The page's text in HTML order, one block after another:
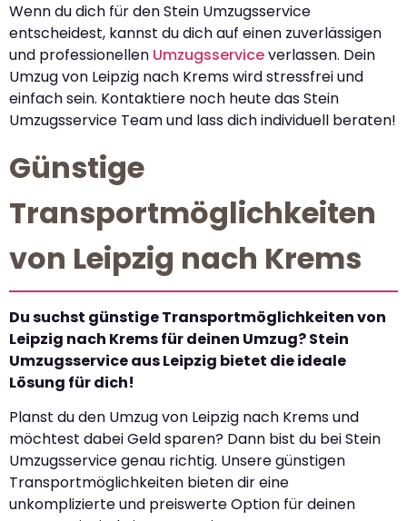
Wenn du dich für den Stein Umzugsservice
entscheidest, kannst du dich auf einen zuverlässigen
und professionellen Umzugsserviceverlassen. Dein
Umzug von Leipzig nach Krems wird stressfrei und
einfach sein. Kontaktiere noch heute das Stein
Umzugsservice Team und lass dich individuell beraten!
Günstige
Transportmöglichkeiten
von Leipzig nach Krems
Du suchst günstige Transportmöglichkeiten von
Leipzig nach Krems für deinen Umzug? Stein
Umzugsservice aus Leipzig bietet die ideale
Lösung für dich!
Planst du den Umzug von Leipzig nach Krems und
möchtest dabei Geld sparen? Dann bist du bei Stein
Umzugsservice genau richtig. Unsere günstigen
Transportmöglichkeiten bieten dir eine
unkomplizierte und preiswerte Option für deinen